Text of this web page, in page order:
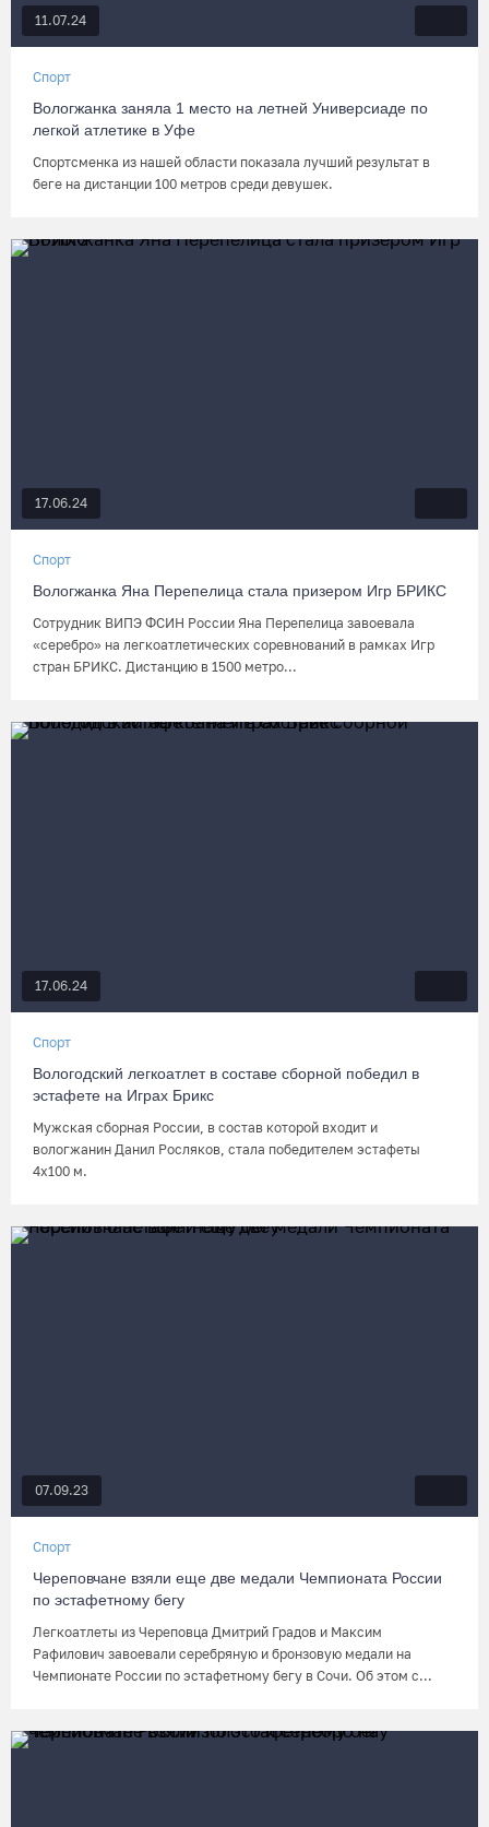
11.07.24
Спорт
Вологжанка заняла 1 место на летней Универсиаде по
легкой атлетике в Уфе
Спортсменка из нашей области показала лучший результат в
беге на дистанции 100 метров среди девушек.
17.06.24
Спорт
Вологжанка Яна Перепелица стала призером Игр БРИКС
Сотрудник ВИПЭ ФСИН России Яна Перепелица завоевала
«серебро» на легкоатлетических соревнований в рамках Игр
стран БРИКС. Дистанцию в 1500 метро...
17.06.24
Спорт
Вологодский легкоатлет в составе сборной победил в
эстафете на Играх Брикс
Мужская сборная России, в состав которой входит и
вологжанин Данил Росляков, стала победителем эстафеты
4х100 м.
07.09.23
Спорт
Череповчане взяли еще две медали Чемпионата России
по эстафетному бегу
Легкоатлеты из Череповца Дмитрий Градов и Максим
Рафилович завоевали серебряную и бронзовую медали на
Чемпионате России по эстафетному бегу в Сочи. Об этом с...